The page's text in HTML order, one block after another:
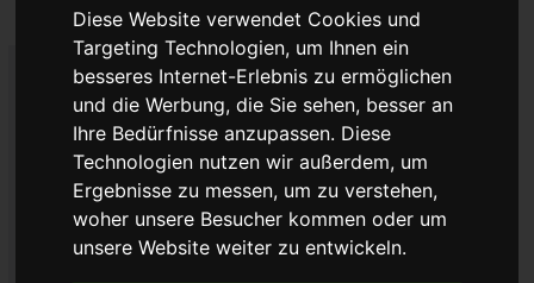
Diese Website verwendet Cookies und
Targeting Technologien, um Ihnen ein
besseres Internet-Erlebnis zu ermöglichen
und die Werbung, die Sie sehen, besser an
Ihre Bedürfnisse anzupassen. Diese
Technologien nutzen wir außerdem, um
Ergebnisse zu messen, um zu verstehen,
woher unsere Besucher kommen oder um
unsere Website weiter zu entwickeln.
Bibliografische Angaben für
Restauration
Seitentitel: Restauration
Autor(en): WikiPedalia-Bearbeiter
Herausgeber:WikiPedalia